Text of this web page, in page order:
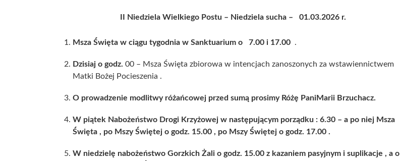
II Niedziela Wielkiego Postu – Niedziela sucha – 01.03.2026 r.
Msza Święta w ciągu tygodnia w Sanktuarium o 7.00 i 17.00 .
Dzisiaj o godz. 00 – Msza Święta zbiorowa w intencjach zanoszonych za wstawiennictwem
Matki Bożej Pocieszenia .
O prowadzenie modlitwy różańcowej przed sumą prosimy Różę PaniMarii Brzuchacz.
W piątek Nabożeństwo Drogi Krzyżowej w następującym porządku : 6.30 – a po niej Msza
Święta , po Mszy Świętej o godz. 15.00 , po Mszy Świętej o godz. 17.00 .
W niedzielę nabożeństwo Gorzkich Żali o godz. 15.00 z kazaniem pasyjnym i suplikacje , a o
2025 r. w
Matki Bożej
Pocieszenia w
Internetowa